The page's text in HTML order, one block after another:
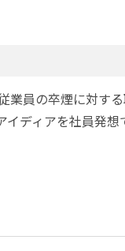
員の卒煙に対す
ディアを社員発